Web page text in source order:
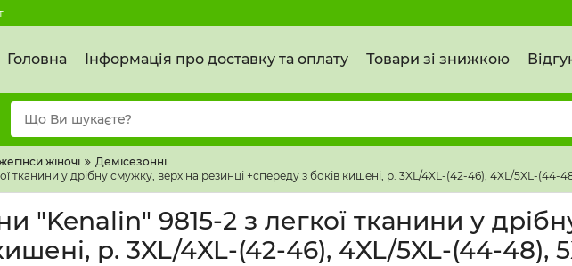
Головна Інформація про доставку та оплату Товари зі знижкою
жіночі
Демісезонні
тканини у дрібну смужку, верх на резинці +спереду з боків кишені, р. 3XL/4XL-(42-46), 4XL/5XL-(44-
"Kenalin" 9815-2 з легкої тканини у
р. 3XL/4XL-(42-46), 4XL/5XL-(44-48),